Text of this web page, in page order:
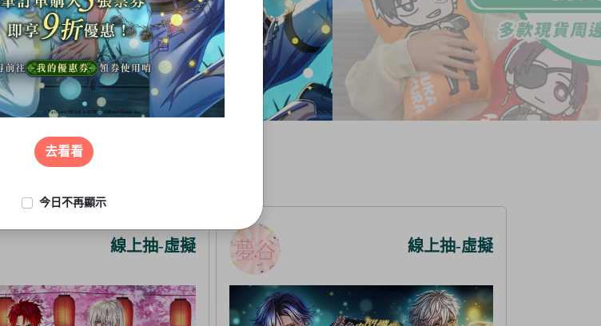
去看看
今日不再顯示
線上抽-虛擬 線上抽-虛擬